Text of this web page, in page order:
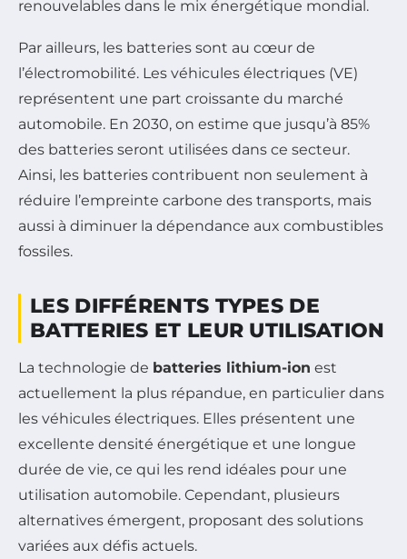
renouvelables dans le mix énergétique mondial.
Par ailleurs, les batteries sont au cœur de
l’électromobilité. Les véhicules électriques (VE)
représentent une part croissante du marché
automobile. En 2030, on estime que jusqu’à 85%
des batteries seront utilisées dans ce secteur.
Ainsi, les batteries contribuent non seulement à
réduire l’empreinte carbone des transports, mais
aussi à diminuer la dépendance aux combustibles
fossiles.
LES DIFFÉRENTS TYPES DE
BATTERIES ET LEUR UTILISATION
La technologie de batteries lithium-ion est
actuellement la plus répandue, en particulier dans
les véhicules électriques. Elles présentent une
excellente densité énergétique et une longue
durée de vie, ce qui les rend idéales pour une
utilisation automobile. Cependant, plusieurs
alternatives émergent, proposant des solutions
variées aux défis actuels.